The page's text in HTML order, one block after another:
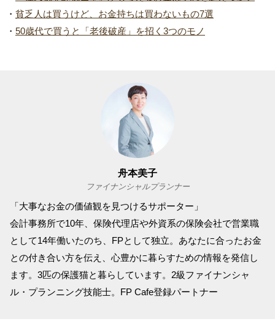
・ 貧乏人は買うけど、お金持ちは買わないもの7選
・ 50歳代で買うと「老後破産」を招く3つのモノ
舟本美子
ファイナンシャルプランナー
「大事なお金の価値観を見つけるサポーター」
会計事務所で10年、保険代理店や外資系の保険会社で営業職
として14年働いたのち、FPとして独立。あなたに合ったお金
との付き合い方を伝え、心豊かに暮らすための情報を発信し
ます。3匹の保護猫と暮らしています。2級ファイナンシャ
ル・プランニング技能士。FP Cafe登録パートナー